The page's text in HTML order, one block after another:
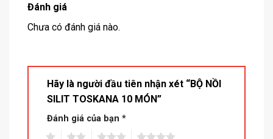
Đánh giá
Chưa có đánh giá nào.
Hãy là người đầu tiên nhận xét “BỘ NỒI
SILIT TOSKANA 10 MÓN”
Đánh giá của bạn *